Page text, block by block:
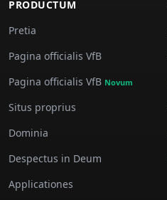
PRODUCTUM
Pretia
Pagina officialis VfB
Pagina officialis VfB Novum
Situs proprius
Dominia
Despectus in Deum
Applicationes